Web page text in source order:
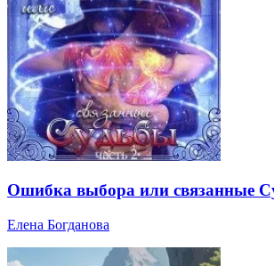
Ошибка выбора или связанные
Елена Богданова